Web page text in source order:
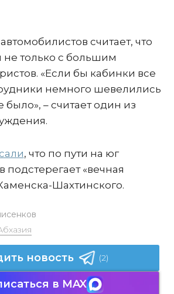
считает, что
не только с большим
«Если бы кабинки все
немного шевелились
было», – считает один из
, что по пути на юг
подстерегает «вечная
Шахтинского.
новость (2)
в MAX